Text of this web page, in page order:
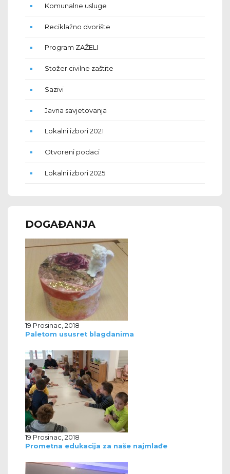
Komunalne usluge
Reciklažno dvorište
Program ZAŽELI
Stožer civilne zaštite
Sazivi
Javna savjetovanja
Lokalni izbori 2021
Otvoreni podaci
Lokalni izbori 2025
DOGAĐANJA
19 Prosinac, 2018
Paletom ususret blagdanima
19 Prosinac, 2018
Prometna edukacija za naše najmlađe